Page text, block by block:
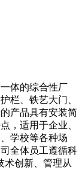
体的综合性厂
栏、铁艺大门、
产品具有安装简
，适用于企业、
学校等各种场
全体员工遵循科
术创新、管理从